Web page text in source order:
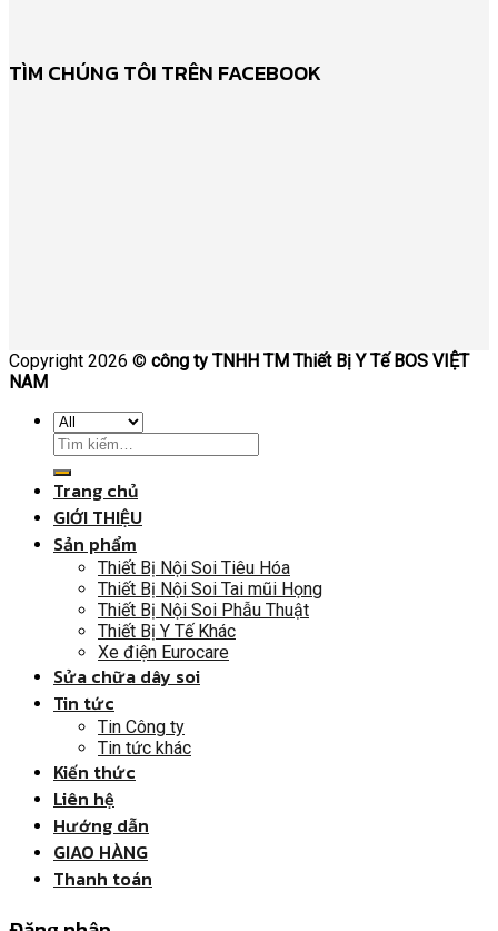
TÌM CHÚNG TÔI TRÊN FACEBOOK
Copyright 2026 © công ty TNHH TM Thiết Bị Y Tế BOS VIỆT
NAM
Trang chủ
GIỚI THIỆU
Sản phẩm
Thiết Bị Nội Soi Tiêu Hóa
Thiết Bị Nội Soi Tai mũi Họng
Thiết Bị Nội Soi Phẫu Thuật
Thiết Bị Y Tế Khác
Xe điện Eurocare
Sửa chữa dây soi
Tin tức
Tin Công ty
Tin tức khác
Kiến thức
Liên hệ
Hướng dẫn
GIAO HÀNG
Thanh toán